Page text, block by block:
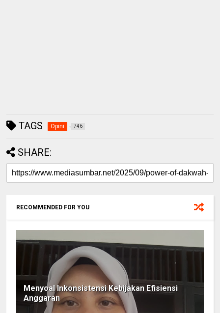
TAGS Opini 746
SHARE:
RECOMMENDED FOR YOU
Menyoal Inkonsistensi Kebijakan Efisiensi
Anggaran